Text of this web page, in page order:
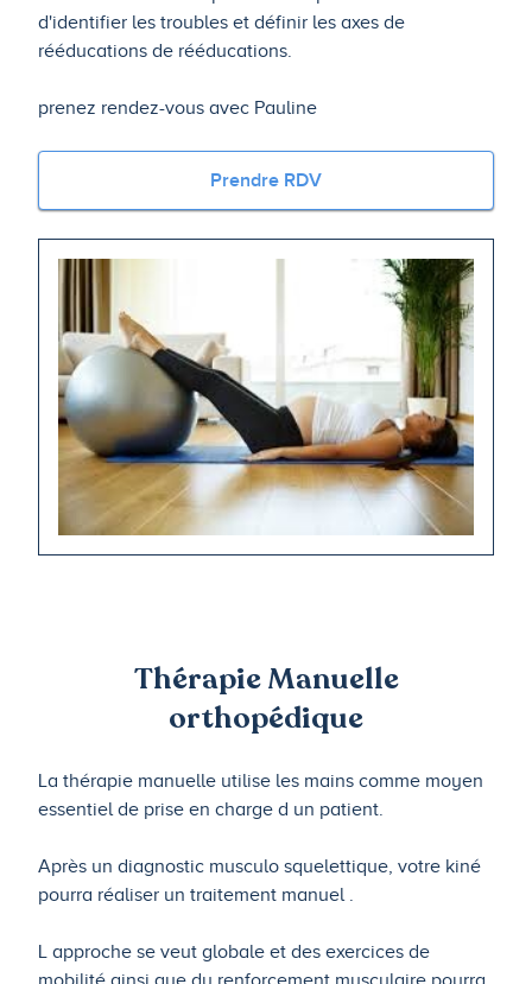
d'identifier les troubles et définir les axes de
rééducations de rééducations.
prenez rendez-vous avec Pauline
Prendre RDV
Thérapie Manuelle
orthopédique
La thérapie manuelle utilise les mains comme moyen
essentiel de prise en charge d un patient.
Après un diagnostic musculo squelettique, votre kiné
pourra réaliser un traitement manuel .
L approche se veut globale et des exercices de